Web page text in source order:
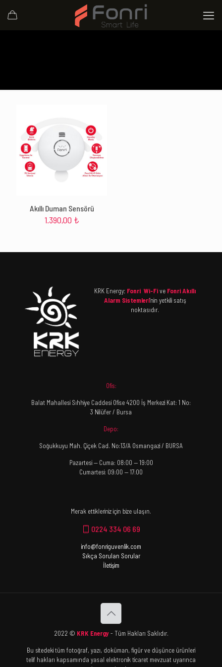
Akıllı Duman Sensörü
1.390,00 ₺
KRK Energy; Fonri Wi-Five Fonri Akıllı
Alarm Sistemleri'nin yetkili satış
noktasıdır.
Ofis:
Balat Mahallesi Sıhhiye Caddesi Ofise 4200 İş Merkezi Kat: 1 No:
3 Nilüfer / Bursa
Depo:
Soğukkuyu Mah. Çiçek Cad. No:13/A Osmangazi / BURSA
Pazartesi — Cuma: 08:00 — 19:00
Cumartesi: 09:00 — 17:00
Merak ettikleriniz için bize ulaşın.
0224 334 06 69
info@fonriguvenlik.com
Sıkça Sorulan Sorular
İletişim
2022 © KRK Energy- Tüm Hakları Saklıdır.
Bu sitedeki tüm fotoğraf, yazı, doküman, figür ve düşünce ürünleri
telif hakları kapsamında yasal elektronik ticaret mevzuat uyarınca